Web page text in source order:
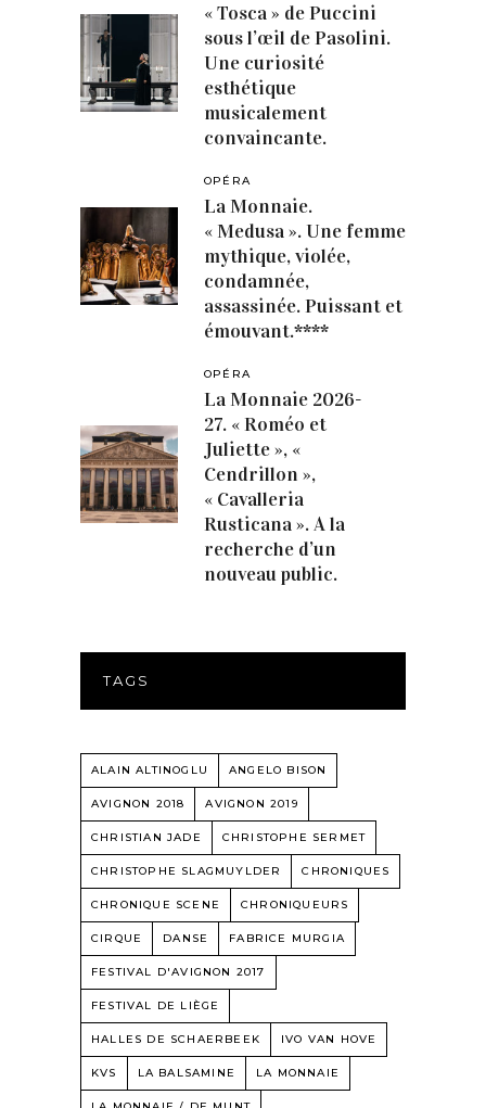
« Tosca » de Puccini
sous l’œil de Pasolini.
Une curiosité
esthétique
musicalement
convaincante.
OPÉRA
La Monnaie.
« Medusa ». Une femme
mythique, violée,
condamnée,
assassinée. Puissant et
émouvant.****
OPÉRA
La Monnaie 2026-
27. « Roméo et
Juliette », «
Cendrillon »,
« Cavalleria
Rusticana ». A la
recherche d’un
nouveau public.
TAGS
ALAIN ALTINOGLU ANGELO BISON
AVIGNON 2018 AVIGNON 2019
CHRISTIAN JADE CHRISTOPHE SERMET
CHRISTOPHE SLAGMUYLDER CHRONIQUES
CHRONIQUE SCENE CHRONIQUEURS
CIRQUE DANSE FABRICE MURGIA
FESTIVAL D'AVIGNON 2017
FESTIVAL DE LIÈGE
HALLES DE SCHAERBEEK IVO VAN HOVE
KVS LA BALSAMINE LA MONNAIE